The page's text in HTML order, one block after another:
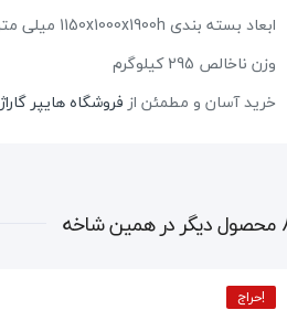
ابعاد بسته بندی 1150x1000x1900h میلی متر
وزن ناخالص 295 کیلوگرم
خرید آسان و مطمئن از فروشگاه هایپر گاراژ
شاخه
حراج!